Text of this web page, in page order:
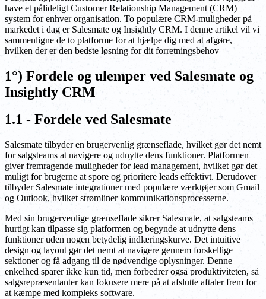
have et pålideligt Customer Relationship Management (CRM)
system for enhver organisation. To populære CRM-muligheder på
markedet i dag er Salesmate og Insightly CRM. I denne artikel vil vi
sammenligne de to platforme for at hjælpe dig med at afgøre,
hvilken der er den bedste løsning for dit forretningsbehov
1°) Fordele og ulemper ved Salesmate og
Insightly CRM
1.1 - Fordele ved Salesmate
Salesmate tilbyder en brugervenlig grænseflade, hvilket gør det nemt
for salgsteams at navigere og udnytte dens funktioner. Platformen
giver fremragende muligheder for lead management, hvilket gør det
muligt for brugerne at spore og prioritere leads effektivt. Derudover
tilbyder Salesmate integrationer med populære værktøjer som Gmail
og Outlook, hvilket strømliner kommunikationsprocesserne.
Med sin brugervenlige grænseflade sikrer Salesmate, at salgsteams
hurtigt kan tilpasse sig platformen og begynde at udnytte dens
funktioner uden nogen betydelig indlæringskurve. Det intuitive
design og layout gør det nemt at navigere gennem forskellige
sektioner og få adgang til de nødvendige oplysninger. Denne
enkelhed sparer ikke kun tid, men forbedrer også produktiviteten, så
salgsrepræsentanter kan fokusere mere på at afslutte aftaler frem for
at kæmpe med kompleks software.